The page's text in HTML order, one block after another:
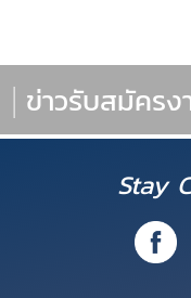
| ข่าวรับสมัครง
Stay